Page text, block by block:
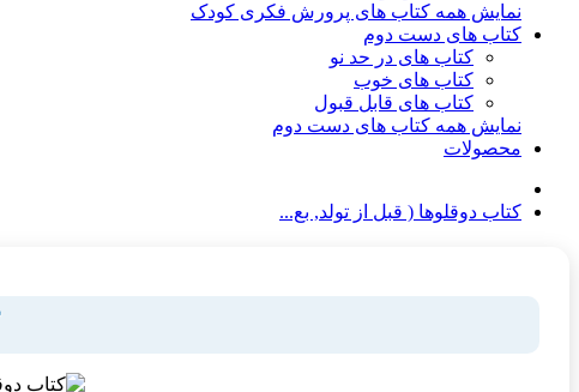
نمایش همه کتاب های پرورش فکری کودک
کتاب های دست دوم
کتاب های در حد نو
کتاب های خوب
کتاب های قابل قبول
نمایش همه کتاب های دست دوم
محصولات
کتاب دوقلوها ( قبل از تولد, بع...